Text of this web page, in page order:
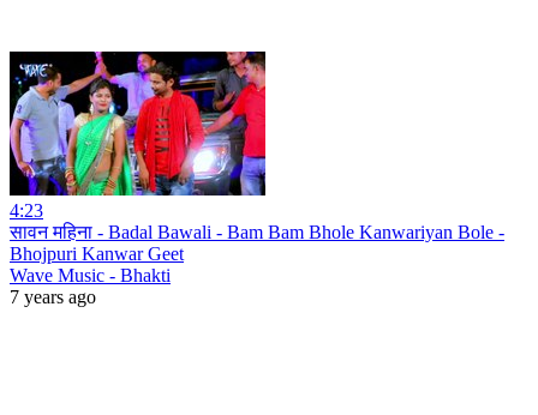
4:23
सावन महिना - Badal Bawali - Bam Bam Bhole Kanwariyan Bole -
Bhojpuri Kanwar Geet
Wave Music - Bhakti
7 years ago